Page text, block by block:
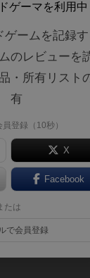
、 「アクアリア（
ーの投稿画像に評価
なページで表示されま
ゲーマを利用中
ゲームを記録す
のレビューを
・所有リスト
有
登録（10秒）
X
Facebook
たは
で会員登録